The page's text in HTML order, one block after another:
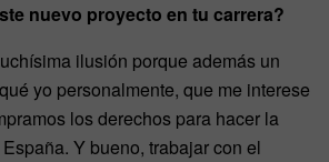
nuevo proyecto en tu carrera?
ilusión porque además un
yo personalmente, que me interese
los derechos para hacer la
Y bueno, trabajar con el